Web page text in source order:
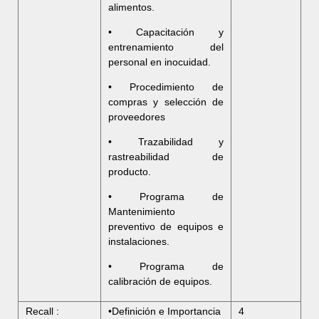
alimentos.
• Capacitación y
entrenamiento del
personal en inocuidad.
• Procedimiento de
compras y selección de
proveedores
• Trazabilidad y
rastreabilidad de
producto.
• Programa de
Mantenimiento
preventivo de equipos e
instalaciones.
• Programa de
calibración de equipos.
Recall :
•Definición e Importancia 4